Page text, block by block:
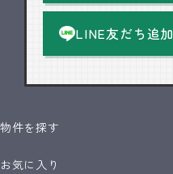
LINE友だち追加
物件を探す
お気に入り